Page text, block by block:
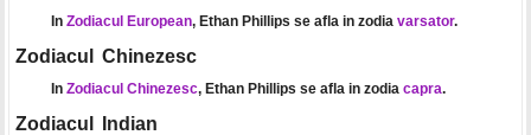
In Zodiacul European, Ethan Phillips se afla in zodia varsator.
Zodiacul Chinezesc
In Zodiacul Chinezesc, Ethan Phillips se afla in zodia capra.
Zodiacul Indian